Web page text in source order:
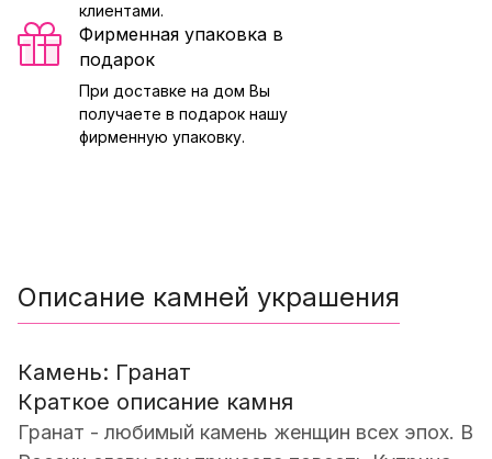
клиентами.
Фирменная упаковка в
подарок
При доставке на дом Вы
получаете в подарок нашу
фирменную упаковку.
Описание камней украшения
Камень: Гранат
Краткое описание камня
Гранат - любимый камень женщин всех эпох. В